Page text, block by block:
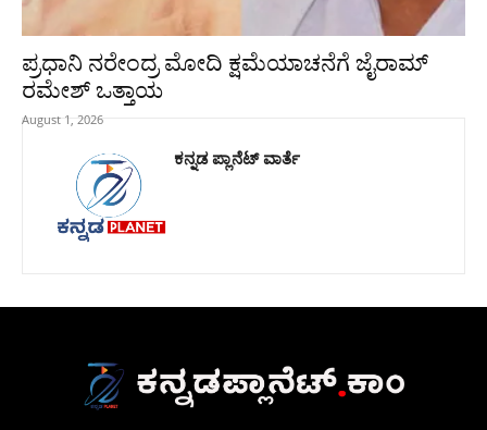
ಪ್ರಧಾನಿ ನರೇಂದ್ರ ಮೋದಿ ಕ್ಷಮೆಯಾಚನೆಗೆ ಜೈರಾಮ್
ರಮೇಶ್ ಒತ್ತಾಯ
August 1, 2026
ಕನ್ನಡ ಪ್ಲಾನೆಟ್ ವಾರ್ತೆ